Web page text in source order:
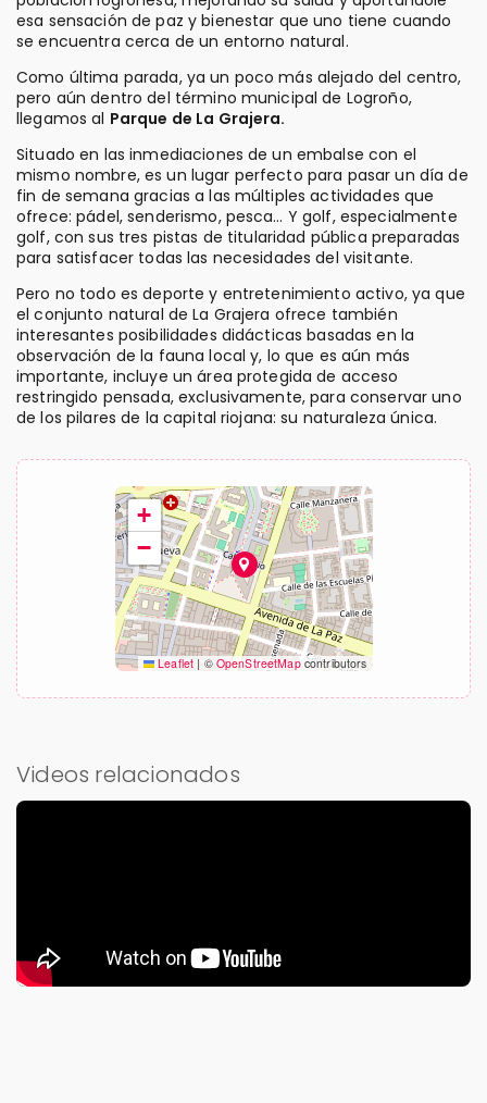
esa sensación de paz y bienestar que uno tiene cuando
se encuentra cerca de un entorno natural.
Como última parada, ya un poco más alejado del centro,
pero aún dentro del término municipal de Logroño,
llegamos al Parque de La Grajera.
Situado en las inmediaciones de un embalse con el
mismo nombre, es un lugar perfecto para pasar un día de
fin de semana gracias a las múltiples actividades que
ofrece: pádel, senderismo, pesca… Y golf, especialmente
golf, con sus tres pistas de titularidad pública preparadas
para satisfacer todas las necesidades del visitante.
Pero no todo es deporte y entretenimiento activo, ya que
el conjunto natural de La Grajera ofrece también
interesantes posibilidades didácticas basadas en la
observación de la fauna local y, lo que es aún más
importante, incluye un área protegida de acceso
restringido pensada, exclusivamente, para conservar uno
de los pilares de la capital riojana: su naturaleza única.
+
−
Leaflet | © OpenStreetMapcontributors
Videos relacionados